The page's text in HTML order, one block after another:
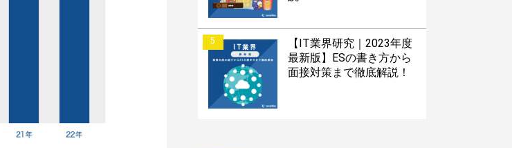
5
【IT業界研究｜2023年度
最新版】ESの書き方から
面接対策まで徹底解説！